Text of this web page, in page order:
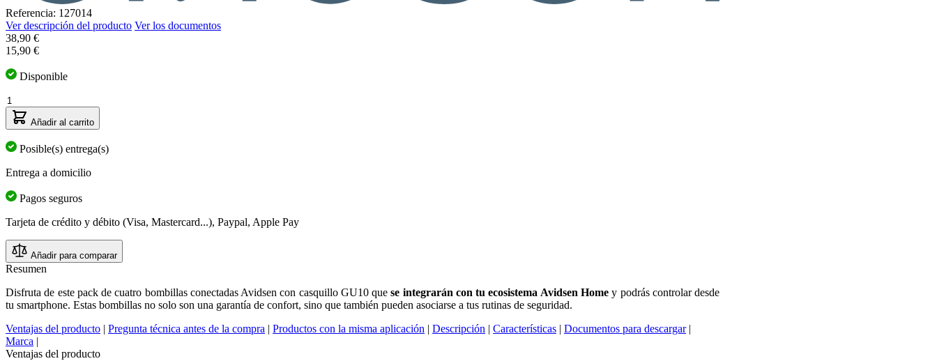
Referencia: 127014
Ver descripción del producto Ver los documentos
38,90 €
15,90 €
Disponible
Cantidad
Añadir al carrito
Posible(s) entrega(s)
Entrega a domicilio
Pagos seguros
Tarjeta de crédito y débito (Visa, Mastercard...), Paypal, Apple Pay
Añadir para comparar
Resumen
Disfruta de este pack de cuatro bombillas conectadas Avidsen con casquillo GU10 quese integrarán con tu ecosistema Avidsen Homey podrás controlar desde
tu smartphone. Estas bombillas no solo son una garantía de confort, sino que también pueden asociarse a tus rutinas de seguridad.
Ventajas del producto | Pregunta técnica antes de la compra | Productos con la misma aplicación | Descripción | Características | Documentos para descargar |
Marca |
Ventajas del producto